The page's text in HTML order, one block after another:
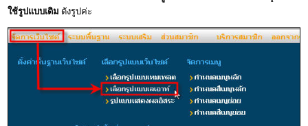
ใช้รูปแบบเดิม ดังรูปค่ะ